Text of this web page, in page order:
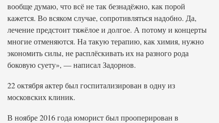
вообще думаю, что всё не так безнадёжно, как порой
кажется. Во всяком случае, сопротивляться надобно. Да,
лечение предстоит тяжёлое и долгое. А потому и концерты
многие отменяются. На такую терапию, как химия, нужно
экономить силы, не расплёскивать их на разного рода
боковую суету», — написал Задорнов.
22 октября актер был госпитализирован в одну из
московских клиник.
В ноябре 2016 года юморист был прооперирован в